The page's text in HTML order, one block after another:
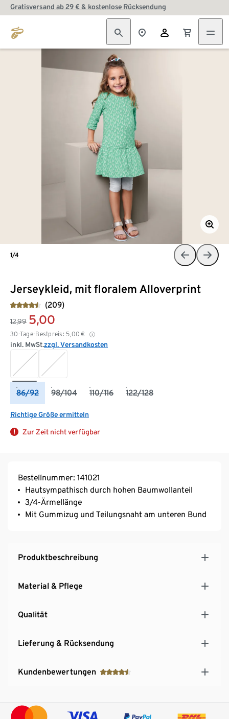
Gratisversand ab 29 € & kostenlose Rücksendung
Jerseykleid, mit floralem Alloverprint
(209)
12,99 5,00
30-Tage-Bestpreis: 5,00 €
inkl. MwSt.zzgl. Versandkosten
86/92 98/104 110/116 122/128
Richtige Größe ermitteln
Zur Zeit nicht verfügbar
1/4
Bestellnummer: 141021
Hautsympathisch durch hohen Baumwollanteil
3/4-Ärmellänge
Mit Gummizug und Teilungsnaht am unteren Bund
Produktbeschreibung
Material & Pflege
Qualität
Lieferung & Rücksendung
Kundenbewertungen